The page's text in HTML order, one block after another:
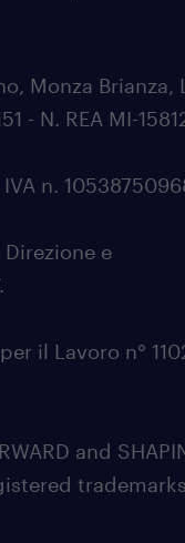
Monza Brianza,
- N. REA MI-
n.
Direzione e
il Lavoro n°
and